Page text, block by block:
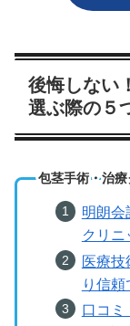
後悔しない
選ぶ際の５
包茎手術・治
明朗会
クリニ
医療
り信
口コミ